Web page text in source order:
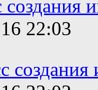
создания
22:03
создания